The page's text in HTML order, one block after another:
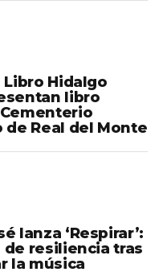
Libro Hidalgo
libro
de Real del Monte
lanza ‘Respirar’:
de resiliencia tras
la música